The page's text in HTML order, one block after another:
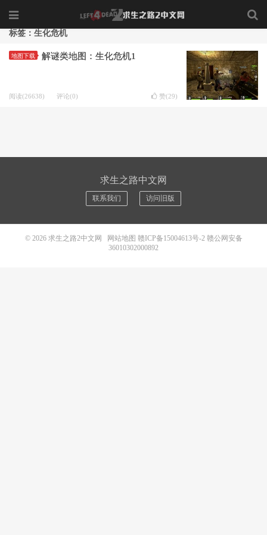
标签：生化危机
地图下载 解谜类地图：生化危机1
阅读(26638) 评论(0) 赞(29)
求生之路中文网
联系我们 访问旧版
© 2026 求生之路2中文网 网站地图 赣ICP备15004613号-2 赣公网安备
36010302000892